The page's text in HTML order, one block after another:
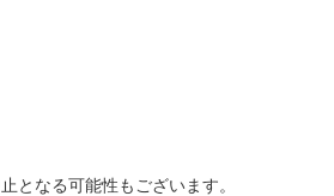
となる可能性もございます。